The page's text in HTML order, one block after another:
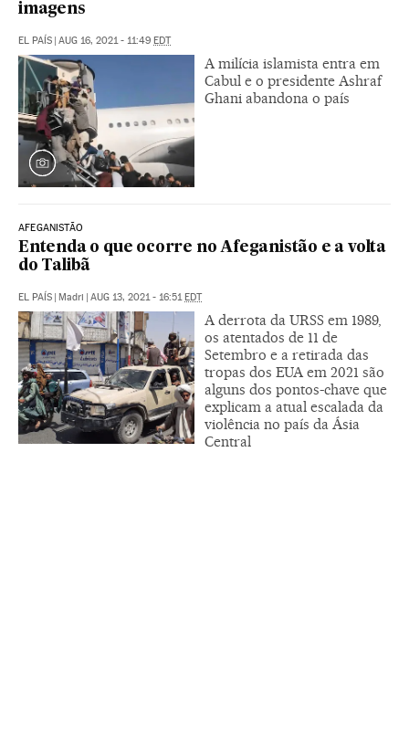
imagens
EL PAÍS | AUG 16, 2021 - 11:49 EDT
A milícia islamista entra em
Cabul e o presidente Ashraf
Ghani abandona o país
AFEGANISTÃO
Entenda o que ocorre no Afeganistão e a volta
do Talibã
EL PAÍS | Madri | AUG 13, 2021 - 16:51 EDT
A derrota da URSS em 1989,
os atentados de 11 de
Setembro e a retirada das
tropas dos EUA em 2021 são
alguns dos pontos-chave que
explicam a atual escalada da
violência no país da Ásia
Central